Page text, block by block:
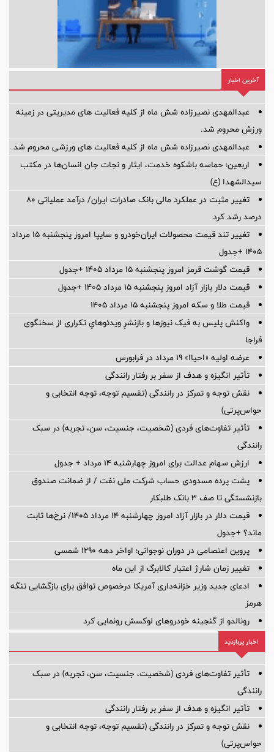
آخرین اخبار
عبدالمهدی نصیرزاده شش ماه از کلیه فعالیت های مدیریتی در زمینه
ورزش محروم شد.
عبدالمهدی نصیرزاده شش ماه از کلیه فعالیت های ورزشی محروم شد.
اربعین؛ حماسه باشکوه خدمت، ایثار و نجات جان انسان‌ها در مکتب
سیدالشهدا (ع)
تغییر مثبت در عملکرد مالی بانک صادرات ایران/ درآمد عملیاتی 80
درصد رشد کرد
تغییر تند قیمت محصولات ایران‌خودرو و سایپا امروز پنجشنبه ۱۵ مرداد
۱۴۰۵ +جدول
قیمت گوشت قرمز امروز پنجشنبه ۱۵ مرداد ۱۴۰۵ +جدول
قیمت دلار بازار آزاد امروز پنجشنبه ۱۵ مرداد ۱۴۰۵ +جدول
قیمت طلا و سکه امروز پنجشنبه ۱۵ مرداد ۱۴۰۵
واکنش پلیس به فیک نیوزها و بازنشرِ ویدئوهایِ تکراری از سخنگوی
فراجا
عرضه اولیه «احیا۱» ۱۹ مرداد در فرابورس
تأثیر انگیزه و هدف از سفر بر رفتار رانندگی
نقش توجه و تمرکز در رانندگی (تقسیم توجه، توجه انتخابی و
حواس‌پرتی)
تأثیر تفاوت‌های فردی (شخصیت، جنسیت، سن، تجربه) در سبک
رانندگی
ارزش سهام عدالت برای امروز چهارشنبه ۱۴ مرداد + جدول
پشت پرده‌ مسدودی حساب شرکت ملی نفت / از ضمانت صندوق
بازنشستگی تا صف ۳ بانک طلبکار
قیمت دلار در بازار آزاد امروز چهارشنبه ۱۴ مرداد ۱۴۰۵/ نرخ‌ها ثابت
ماند؟ +جدول
پروین اعتصامی در دوران نوجوانی؛ اواخر دهه ۱۲۹۰ شمسی
تغییر زمان شارژ اعتبار کالابرگ از این ماه
ادعای جدید وزیر خزانه‌داری آمریکا درخصوص توافق برای بازگشایی تنگه
هرمز
رونالدو از گنجینه خودروهای لوکسش رونمایی کرد
اخبار پربازدید
تأثیر تفاوت‌های فردی (شخصیت، جنسیت، سن، تجربه) در سبک
رانندگی
تأثیر انگیزه و هدف از سفر بر رفتار رانندگی
نقش توجه و تمرکز در رانندگی (تقسیم توجه، توجه انتخابی و
حواس‌پرتی)